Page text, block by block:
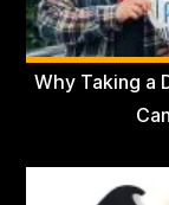
Why Taking a